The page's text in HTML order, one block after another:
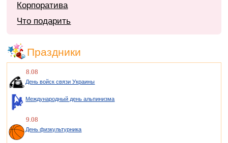
Корпоратива
Что подарить
Праздники
8.08
День войск связи Украины
Международный день альпинизма
9.08
День физкультурника